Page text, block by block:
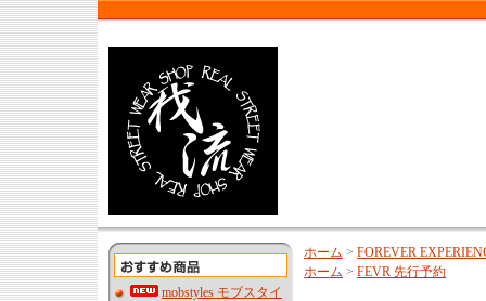
mobstyles モブスタイ
ホーム > FOREVER
ホーム > FEVR 先行予約